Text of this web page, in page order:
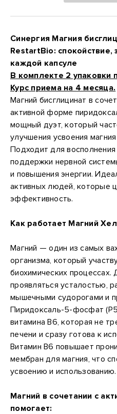
Синергия Магния
RestartBio: спокойствие,
каждой капсуле
В комплекте 2 упаковки
Курс приема на 4 месяца.
Магний бисглицинат в
активной форме
мощный дуэт, который
улучшения усвоения
Подходит для
поддержки нервной
и повышения энергии.
активных людей, которые
эффективность.
Как работает Магний
Магний — один из самых
организма, который
биохимических
проявляться усталостью,
мышечными судорогами и
Пиридоксаль-5-фосфат
витамина B6, которая не
печени и сразу готова к
Витамин B6 повышает
мембран для магния, что
усвоению и использованию.
Магний в сочетании с
помогает: